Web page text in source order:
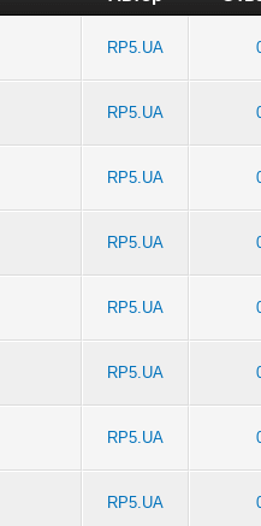
RP5.UA
RP5.UA
RP5.UA
RP5.UA
RP5.UA
RP5.UA
RP5.UA
RP5.UA